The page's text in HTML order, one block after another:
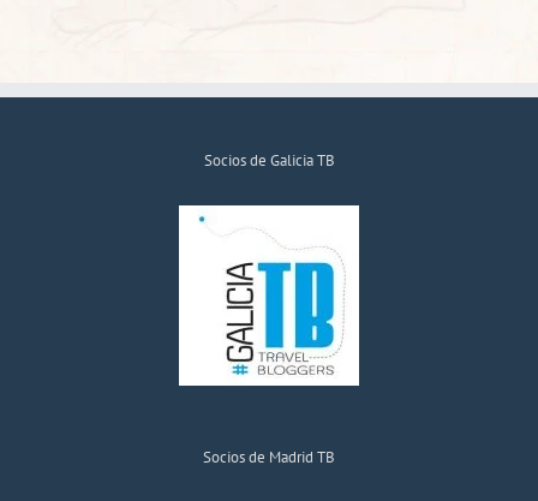
Socios de Galicia TB
Socios de Madrid TB